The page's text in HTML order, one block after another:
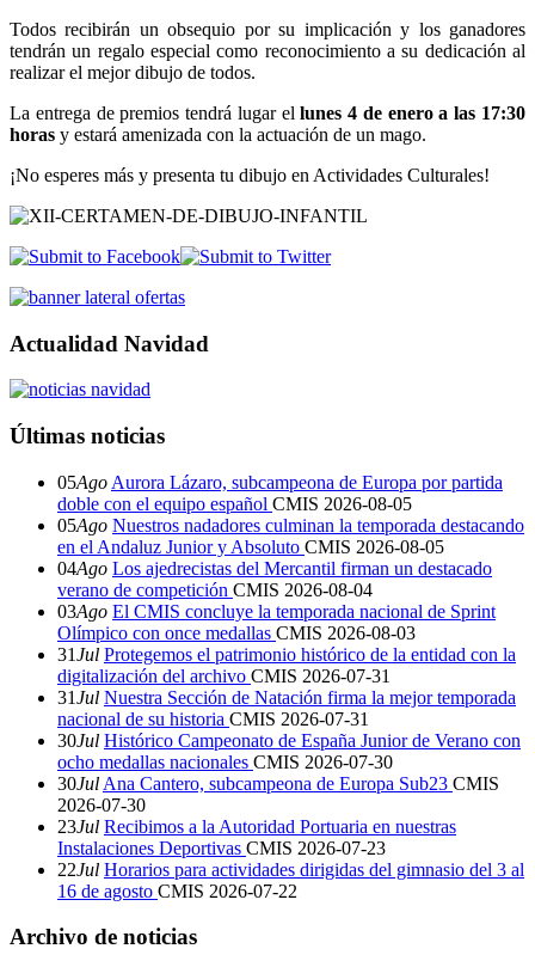
Todos recibirán un obsequio por su implicación y los ganadores
tendrán un regalo especial como reconocimiento a su dedicación al
realizar el mejor dibujo de todos.
La entrega de premios tendrá lugar ellunes 4 de enero a las 17:30
horas y estará amenizada con la actuación de un mago.
¡No esperes más y presenta tu dibujo en Actividades Culturales!
Actualidad Navidad
Últimas noticias
05Ago Aurora Lázaro, subcampeona de Europa por partida
doble con el equipo español CMIS 2026-08-05
05Ago Nuestros nadadores culminan la temporada destacando
en el Andaluz Junior y Absoluto CMIS 2026-08-05
04Ago Los ajedrecistas del Mercantil firman un destacado
verano de competición CMIS 2026-08-04
03Ago El CMIS concluye la temporada nacional de Sprint
Olímpico con once medallas CMIS 2026-08-03
31Jul Protegemos el patrimonio histórico de la entidad con la
digitalización del archivo CMIS 2026-07-31
31Jul Nuestra Sección de Natación firma la mejor temporada
nacional de su historia CMIS 2026-07-31
30Jul Histórico Campeonato de España Junior de Verano con
ocho medallas nacionales CMIS 2026-07-30
30Jul Ana Cantero, subcampeona de Europa Sub23 CMIS
2026-07-30
23Jul Recibimos a la Autoridad Portuaria en nuestras
Instalaciones Deportivas CMIS 2026-07-23
22Jul Horarios para actividades dirigidas del gimnasio del 3 al
16 de agosto CMIS 2026-07-22
Archivo de noticias